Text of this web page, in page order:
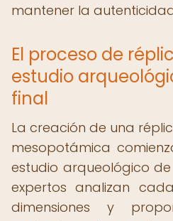
mantener la
El proceso de
estudio
final
La creación de una
mesopotámica
estudio arqueológico
expertos analizan
dimensiones y